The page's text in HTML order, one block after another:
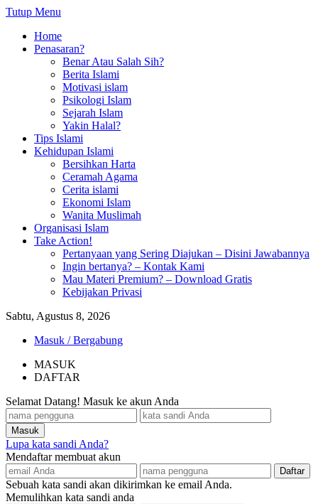
Tutup Menu
Home
Penasaran?
Benar Atau Salah Sih?
Berita Islami
Motivasi islam
Psikologi Islam
Sejarah Islam
Yakin Halal?
Tips Islami
Kehidupan Islami
Bersihkan Harta
Ceramah Agama
Cerita islami
Ekonomi Islam
Wanita Muslimah
Organisasi Islam
Take Action!
Pertanyaan yang Sering Diajukan – Disini Jawabannya
Ingin bertanya? – Kontak Kami
Mau Materi Premium? – Download Gratis
Kebijakan Privasi
Sabtu, Agustus 8, 2026
Masuk / Bergabung
MASUK
DAFTAR
Selamat Datang! Masuk ke akun Anda
Lupa kata sandi Anda?
Mendaftar membuat akun
Sebuah kata sandi akan dikirimkan ke email Anda.
Memulihkan kata sandi anda